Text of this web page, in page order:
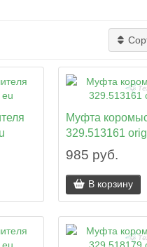
Муфта
329.513161
985 руб.
В корзину